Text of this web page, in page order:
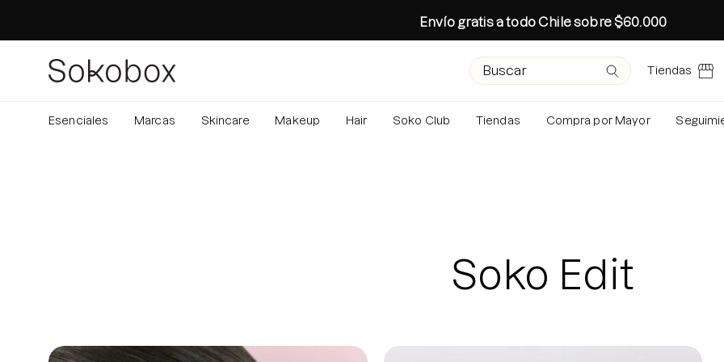
contenido
Envío gratis a todo Chile sobre $60.000
Campo de texto de búsqueda
Envíe su solicitud
Búsquedas
Tiendas
Esenciales Marcas Skincare Makeup Hair Soko Club Tiendas Compra por Mayor
Soko Edit